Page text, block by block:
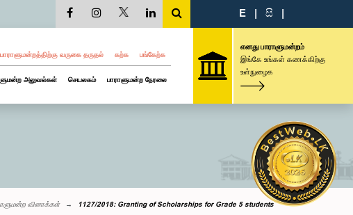
E | සි |
பாராளுமன்றத்திற்கு வருகை தருதல் கற்க பங்கேற்க
அலுவல்கள் செயலகம் பாராளுமன்ற நேரலை
எனது பாராளுமன்றம்
இங்கே உங்கள் கணக்கிற்கு
உள்நுழைக
வினாக்கள் 1127/2018: Granting of Scholarships for Grade 5 students